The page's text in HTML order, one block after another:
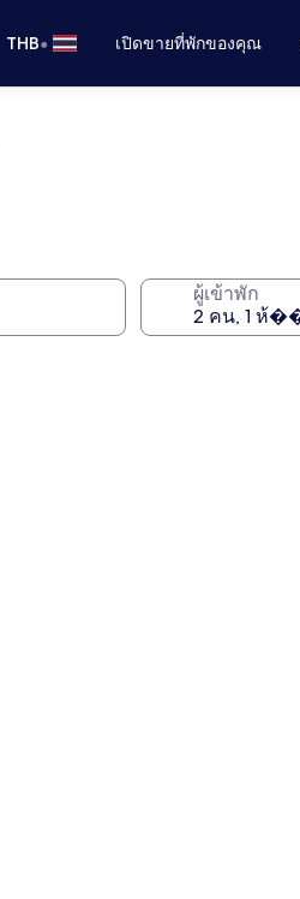
THB• เปิดขายที่พักของคุณ
ผู้เข้าพัก